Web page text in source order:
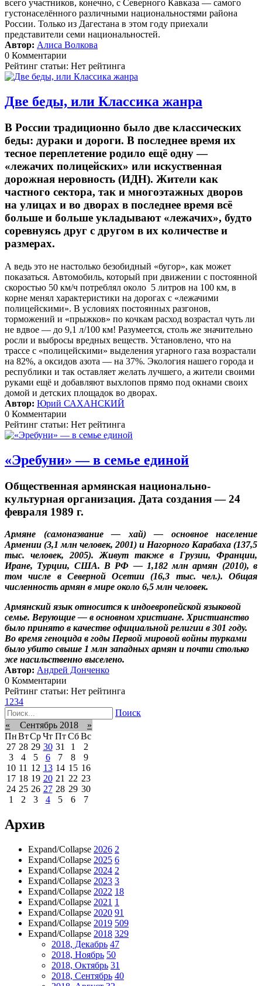
всего участников, конечно, с Северного Кавказа — самого
густонаселённого различными национальностями района
России. Только из Дагестана в этом году приехали
представители семи национальностей.
Автор: Алиса Волкова
0 Комментарии
Рейтинг статьи: Нет рейтинга
Две беды, или Классика жанра
В России традиционно было две классических
беды: дураки и дороги. В последнее время их
тесное переплетение родило ещё одну —
«лежачих полицейских» или искуственная
дорожная неровность (ИДН). Жители как
частного сектора, так и многоэтажных дворов
на улицах и во дворах в последнее время всё
больше и больше укладывают «лежачих», будто
соревнуясь друг с другом в их количестве и
размерах.
А ведь это не настолько безобидный «бугор», как может
показаться. Автомобиль, который при движении с постоянной
скоростью 50 км/ч потреблял около 5 литров на 100 км, в
корне менял характеристики на дорогах с «лежачими
полицейскими». В условиях постоянных разгонов,
торможений и «прыжков» по кочкам расход возрастал чуть ли
не вдвое — до 9,1 л/100 км! Разумеется, столь же значительно
росли и выбросы вредных веществ. Установлено, что на
трассе с «полицейскими» выделения угарного газа возрастали
на 82%, а оксидов азота — на 37%. Экология нашего города и
республики и так оставляет желать лучшего, а жители своими
руками ещё и добавляют выхлопов прямо под окнами своих
домой и детских площадок во дворах.
Автор: Юрий САХАНСКИЙ
0 Комментарии
Рейтинг статьи: Нет рейтинга
«Эребуни» — в семье единой
Общественная армянская национально-
культурная организация. Дата создания — 24
февраля 1989 г.
Армяне (самоназвание — хай) — основное население
Армении (3,1 млн человек, 2001) и Нагорного Карабаха (137,5
тыс. человек, 2005). Живут также в Грузии, Франции,
Иране, Турции, США. В РФ — 1,182 млн армян (2010), в
том числе в Северной Осетии (16,3 тыс. чел.). Общая
численность армян в мире около 6,5 млн человек.
Армянский язык относится к индоевропейской языковой
семье. Верующие — в основном христиане. Христианство
было принято в качестве официальной религии в 301 году.
Во время геноцида в годы Первой мировой войны турками
было убито свыше 1 млн западных армян и почти столько
же насильственно выселено.
Автор: Андрей Донченко
0 Комментарии
Рейтинг статьи: Нет рейтинга
1 234
Поиск
«
Сентябрь 2018
»
ПнВтСрЧт Пт Сб Вс
27 28 29 30 31 1
2
3
4 5 6 7 8
9
10 11 12 13 14 15 16
17 18 19 20 21 22 23
24 25 26 27 28 29 30
1
2 3 4 5 6 7
Архив
Expand/Collapse 2026 2
Expand/Collapse 2025 6
Expand/Collapse 2024 2
Expand/Collapse 2023 3
Expand/Collapse 2022 18
Expand/Collapse 2021 1
Expand/Collapse 2020 91
Expand/Collapse 2019 509
Expand/Collapse 2018 329
2018, Декабрь 47
2018, Ноябрь 50
2018, Октябрь 31
2018, Сентябрь 40